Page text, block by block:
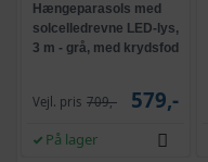
Hængeparasols med
solcelledrevne LED-lys,
3 m - grå, med krydsfod
Vejl. pris 709,- 579,-
På lager